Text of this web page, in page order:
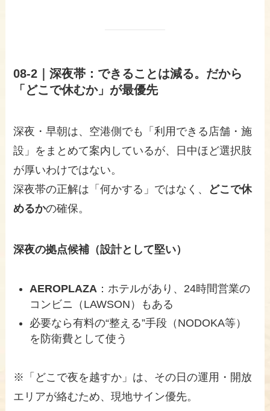
08-2｜深夜帯：できることは減る。だから
「どこで休むか」が最優先
深夜・早朝は、空港側でも「利用できる店舗・施
設」をまとめて案内しているが、日中ほど選択肢
が厚いわけではない。
深夜帯の正解は「何かする」ではなく、
どこで休
めるかの確保。
深夜の拠点候補（設計として堅い）
AEROPLAZA ：ホテルがあり、24時間営業の
コンビニ（LAWSON）もある
必要なら有料の“整える”手段（NODOKA等）
を防衛費として使う
※「どこで夜を越すか」は、その日の運用・開放
エリアが絡むため、現地サイン優先。